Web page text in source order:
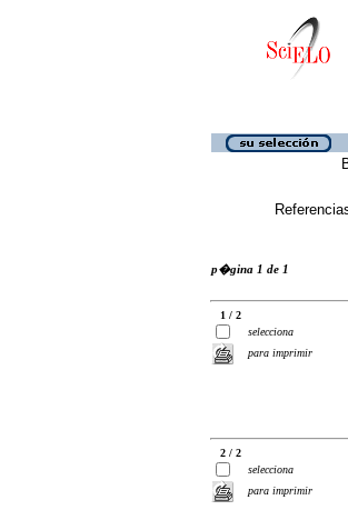
p�gina 1 de 1
1 / 2
selecciona
para imprimir
2 / 2
selecciona
para imprimir